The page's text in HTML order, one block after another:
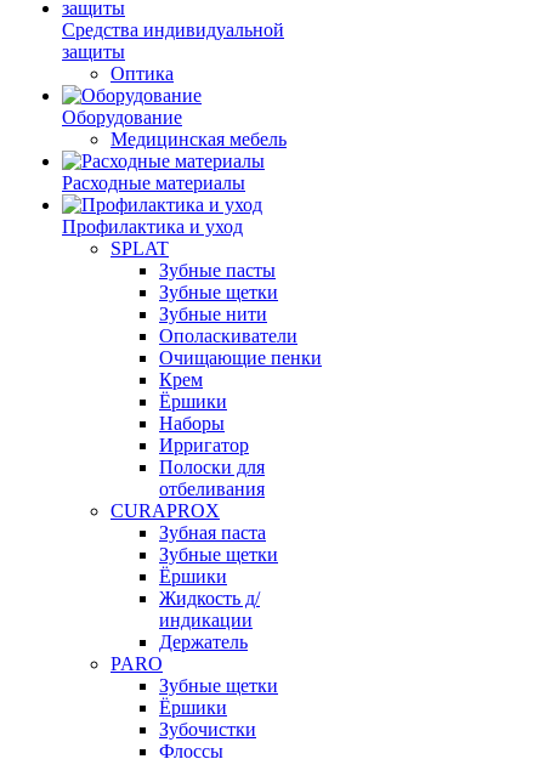
Средства индивидуальной
защиты
Оптика
Оборудование
Медицинская мебель
Расходные материалы
Профилактика и уход
SPLAT
Зубные пасты
Зубные щетки
Зубные нити
Ополаскиватели
Очищающие пенки
Крем
Ёршики
Наборы
Ирригатор
Полоски для
отбеливания
CURAPROX
Зубная паста
Зубные щетки
Ёршики
Жидкость д/
индикации
Держатель
PARO
Зубные щетки
Ёршики
Зубочистки
Флоссы